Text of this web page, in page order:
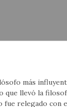
más
llevó la
fue relegado con